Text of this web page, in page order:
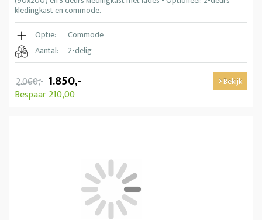
kledingkast en commode.
Optie:
Commode
Aantal:
2-delig
2.060,- 1.850,-
Bespaar 210,00
Bekijk